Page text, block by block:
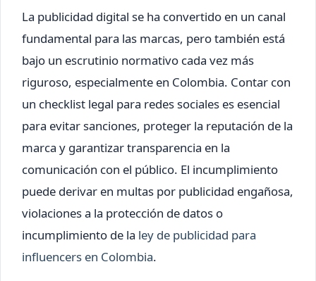
La publicidad digital se ha convertido en un canal
fundamental para las marcas, pero también está
bajo un escrutinio normativo cada vez más
riguroso, especialmente en Colombia. Contar con
un checklist legal para redes sociales es esencial
para evitar sanciones, proteger la reputación de la
marca y garantizar transparencia en la
comunicación con el público. El incumplimiento
puede derivar en multas por publicidad engañosa,
violaciones a la protección de datos o
incumplimiento de la ley de publicidad para
influencers en Colombia.